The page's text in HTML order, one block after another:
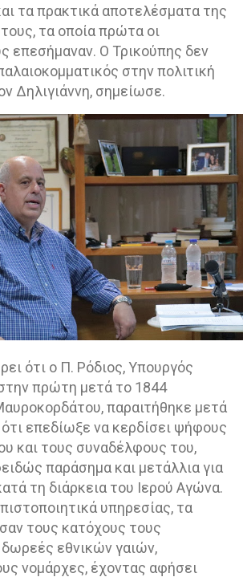
τα πρακτικά αποτελέσματα της
τα οποία πρώτα οι
επεσήμαναν. Ο Τρικούπης δεν
στην πολιτική
Δηλιγιάννη, σημείωσε.
ότι ο Π. Ρόδιος, Υπουργός
πρώτη μετά το 1844
παραιτήθηκε μετά
επεδίωξε να κερδίσει ψήφους
και τους συναδέλφους του,
παράσημα και μετάλλια για
τη διάρκεια του Ιερού Αγώνα.
υπηρεσίας, τα
τους κατόχους τους
δωρεές εθνικών γαιών,
νομάρχες, έχοντας αφήσει